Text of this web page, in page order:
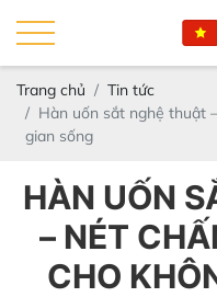
Trang chủ
Tin tức
Hàn uốn sắt nghệ thuật
gian sống
HÀN UỐN
– NÉT
CHO